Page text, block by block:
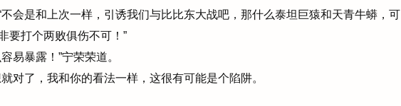
会是和上次一样，引诱我们与比比东大战吧，那什么泰坦巨猿和天青牛蟒，可
要打个两败俱伤不可！”
易暴露！”宁荣荣道。
对了，我和你的看法一样，这很有可能是个陷阱。